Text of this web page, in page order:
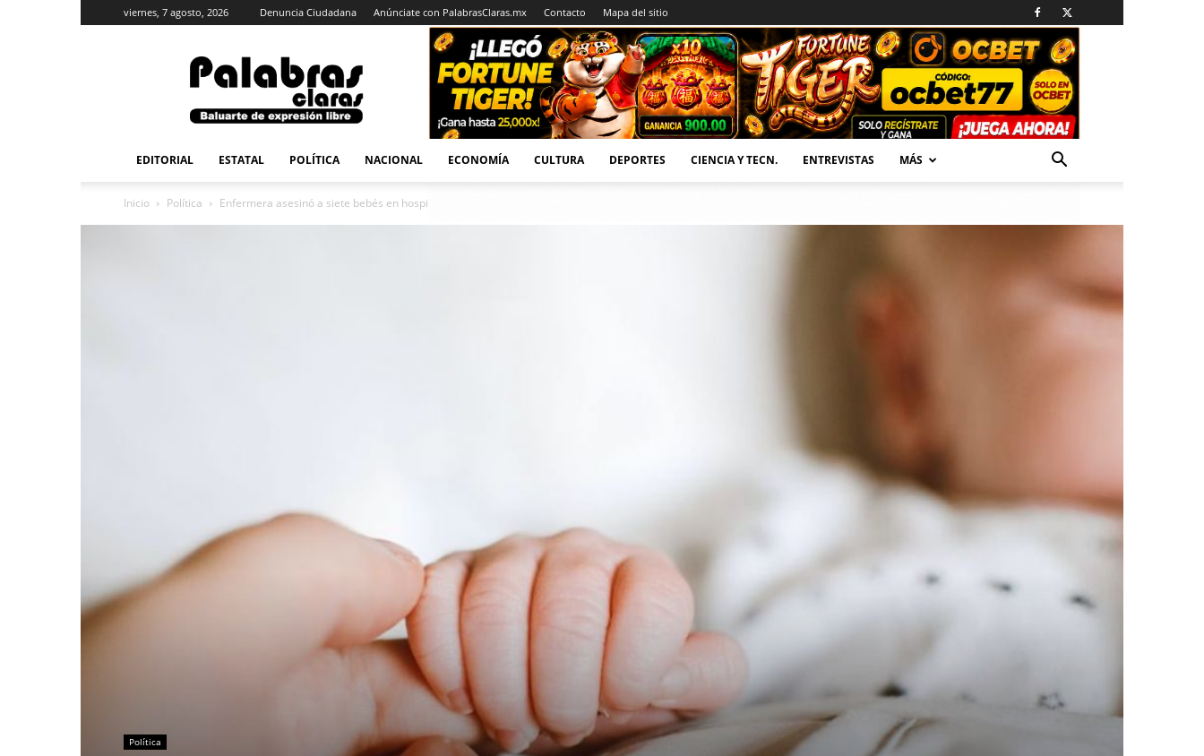
viernes, 7 agosto, 2026 Denuncia Ciudadana Anúnciate con PalabrasClaras.mx Contacto Mapa del sitio
PalabrasClaras.mx
EDITORIAL ESTATAL POLÍTICA NACIONAL ECONOMÍA CULTURA DEPORTES CIENCIA Y TECN. ENTREVISTAS MÁS
Inicio Política Enfermera asesinó a siete bebés en hospital de Reino Unido
Política